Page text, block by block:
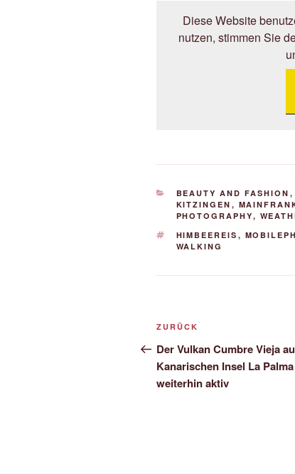
Diese Website
nutzen, stimmen Sie
KATEGORIEN
BEAUTY AND FASHION ,
KITZINGEN ,
PHOTOGRAPHY,
SCHLAGWÖRTER
HIMBEEREIS ,
WALKING
Beitrags-
Navigation
Vorheriger
Beitrag
ZURÜCK
Der Vulkan Cumbre Vieja
Kanarischen Insel La
weiterhin aktiv